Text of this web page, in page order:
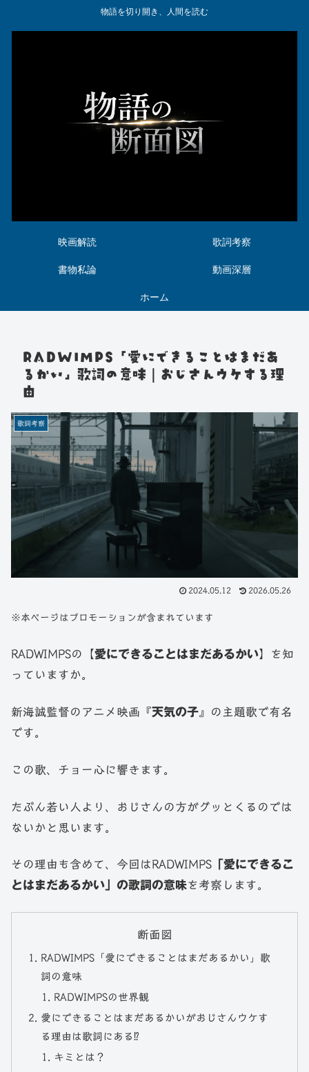
物語を切り開き、人間を読む
映画解読 歌詞考察
書物私論 動画深層
ホーム
RADWIMPS「愛にできることはまだあ
るかい」歌詞の意味｜おじさんウケする理
由
歌詞考察
2024.05.12 2026.05.26
※本ページはプロモーションが含まれています
RADWIMPSの【愛にできることはまだあるかい】を知
っていますか。
新海誠監督のアニメ映画『天気の子 』の主題歌で有名
です。
この歌、チョー心に響きます。
たぶん若い人より、おじさんの方がグッとくるのでは
ないかと思います。
その理由も含めて、今回はRADWIMPS 「愛にできるこ
とはまだあるかい」の歌詞の意味を考察します。
断面図
RADWIMPS「愛にできることはまだあるかい」歌
詞の意味
RADWIMPSの世界観
愛にできることはまだあるかいがおじさんウケす
る理由は歌詞にある⁉
キミとは？